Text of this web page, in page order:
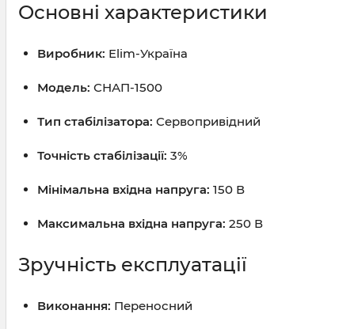
Основні характеристики
Виробник: Elim-Україна
Модель: СНАП-1500
Тип стабілізатора: Сервопривідний
Точність стабілізації: 3%
Мінімальна вхідна напруга: 150 В
Максимальна вхідна напруга: 250 В
Зручність експлуатації
Виконання: Переносний